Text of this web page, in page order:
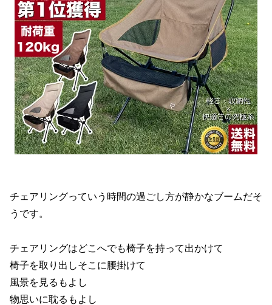
チェアリングっていう時間の過ごし方が静かなブームだそ
うです。
チェアリングはどこへでも椅子を持って出かけて
椅子を取り出しそこに腰掛けて
風景を見るもよし
物思いに耽るもよし